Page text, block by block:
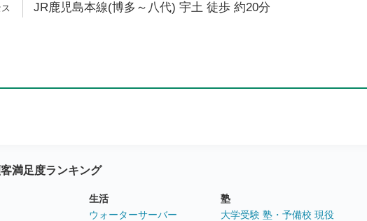
JR鹿児島本線(博多～八代) 宇土 徒歩 約20分
満足度ランキング
生活
ウォーターサーバー
塾
大学受験 塾・予備校 現役